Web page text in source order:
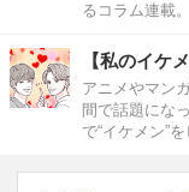
るコラム連載。
【私のイケ
アニメやマン
間で話題にな
で“イケメン”